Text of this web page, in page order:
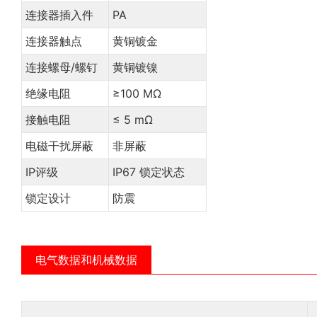
连接器插入件
PA
连接器触点
黄铜镀金
连接螺母/螺钉
黄铜镀镍
绝缘电阻
≥100 MΩ
接触电阻
≤ 5 mΩ
电磁干扰屏蔽
非屏蔽
IP评级
IP67 锁定状态
锁定设计
防震
电气数据和机械数据